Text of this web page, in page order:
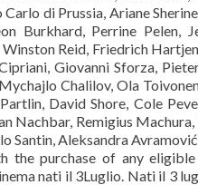
di Prussia, Ariane
Burkhard, Perrine Pelen,
Reid, Friedrich
Giovanni Sforza,
Chalilov, Ola
David Shore, Cole
Nachbar, Remigius
Santin, Aleksandra
the purchase of any
nati il 3Luglio. Nati il 3